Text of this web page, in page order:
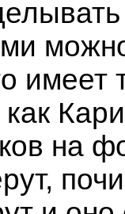
имеет
как
на